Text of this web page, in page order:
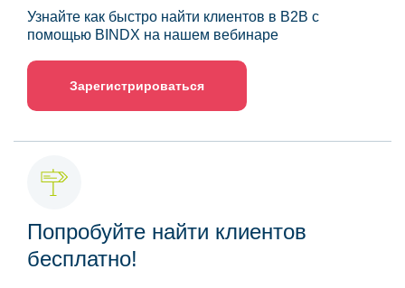
Узнайте как быстро найти клиентов в B2B с
помощью BINDX на нашем вебинаре
Зарегистрироваться
Попробуйте найти клиентов
бесплатно!